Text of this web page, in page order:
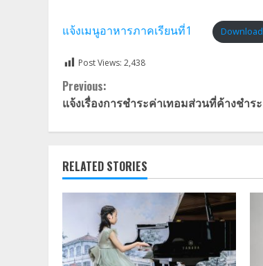
แจ้งเมนูอาหารภาคเรียนที่1 Download
Post Views: 2,438
Continue
Reading
Previous:
แจ้งเรื่องการชำระค่าเทอมส่วนที่ค้างชำระ
RELATED STORIES